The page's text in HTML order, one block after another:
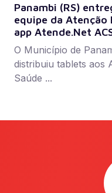
Panambi (RS)
equipe da Atenção
app Atende.Net
O Município de
distribuiu tablets aos
Saúde ...